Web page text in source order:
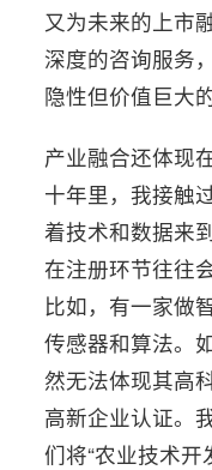
又为未来的上市
深度的咨询服务
隐性但价值巨大
产业融合还体现
十年里，我接触
着技术和数据来
在注册环节往往
比如，有一家做
传感器和算法。
然无法体现其高
高新企业认证。
们将“农业技术开